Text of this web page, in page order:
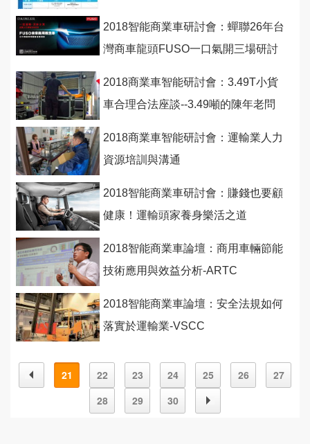
2018智能商業車研討會：蟬聯26年台
灣商車龍頭FUSO一口氣開三場研討
2018商業車智能研討會：3.49T小貨
車合理合法座談--3.49噸的陳年老問
2018商業車智能研討會：運輸業人力
資源培訓與溝通
2018智能商業車研討會：賺錢也要顧
健康！運輸頭家養身樂活之道
2018智能商業車論壇：商用車輛節能
技術應用與效益分析-ARTC
2018智能商業車論壇：安全法規如何
落實於運輸業-VSCC
21 22 23 24 25 26
27
28
29 30